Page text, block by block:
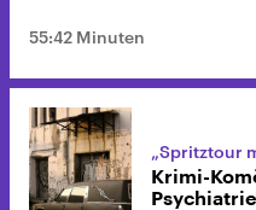
55:42 Minuten
„Spritztour
Krimi-